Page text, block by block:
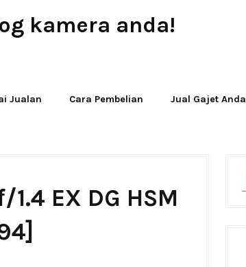
kamera anda!
Jualan Cara Pembelian Jual Gajet Anda
EX DG HSM